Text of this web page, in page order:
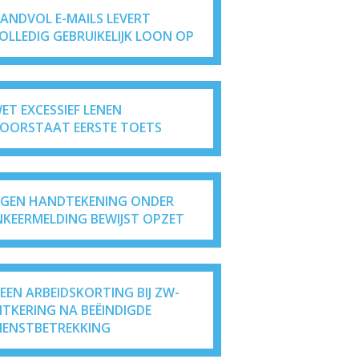
E-MAILS LEVERT
GEBRUIKELIJK LOON OP
EXCESSIEF LENEN
EERSTE TOETS
HANDTEKENING ONDER
BEWIJST OPZET
ARBEIDSKORTING BIJ ZW-
NA BEËINDIGDE